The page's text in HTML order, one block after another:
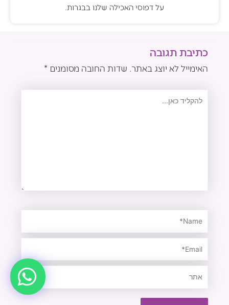
על דפוסי האכילה שלנו בבגרות.
כתיבת תגובה
האימייל לא יוצג באתר. שדות החובה מסומנים *
להקליד
Name*
Email*